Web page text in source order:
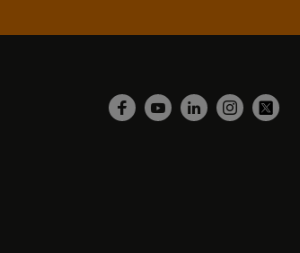
Facebook
YouTubeLinkedinInstagram
Twitter